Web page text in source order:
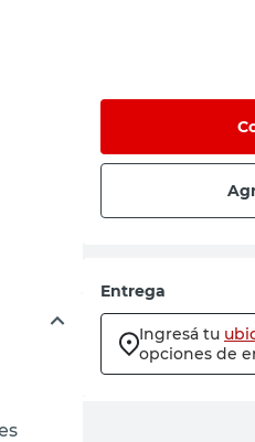
Entrega
Ingresá tu
opciones de